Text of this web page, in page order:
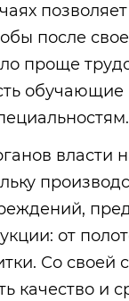
после
проще
власти
от
Со своей
качество и